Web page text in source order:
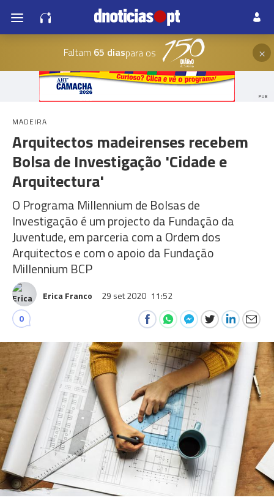
Faltam 65 diaspara os ×
PUB
MADEIRA
Arquitectos madeirenses recebem
Bolsa de Investigação 'Cidade e
Arquitectura'
O Programa Millennium de Bolsas de
Investigação é um projecto da Fundação da
Juventude, em parceria com a Ordem dos
Arquitectos e com o apoio da Fundação
Millennium BCP
Erica Franco 29 set 2020 11:52
0